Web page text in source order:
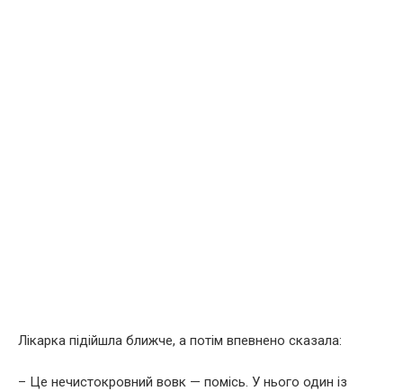
Лікарка підійшла ближче, а потім впевнено сказала:
– Це нечистокровний вовк — помісь. У нього один із